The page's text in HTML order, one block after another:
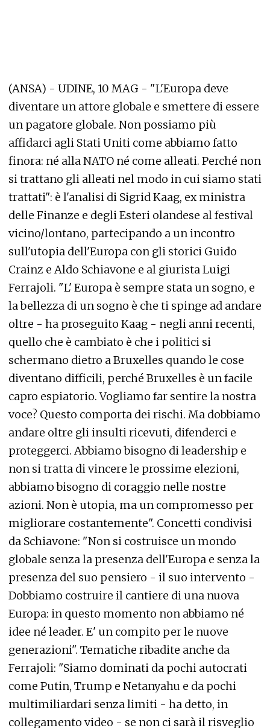
(ANSA) - UDINE, 10 MAG - "L'Europa deve
diventare un attore globale e smettere di essere
un pagatore globale. Non possiamo più
affidarci agli Stati Uniti come abbiamo fatto
finora: né alla NATO né come alleati. Perché non
si trattano gli alleati nel modo in cui siamo stati
trattati": è l'analisi di Sigrid Kaag, ex ministra
delle Finanze e degli Esteri olandese al festival
vicino/lontano, partecipando a un incontro
sull'utopia dell'Europa con gli storici Guido
Crainz e Aldo Schiavone e al giurista Luigi
Ferrajoli. "L' Europa è sempre stata un sogno, e
la bellezza di un sogno è che ti spinge ad andare
oltre - ha proseguito Kaag - negli anni recenti,
quello che è cambiato è che i politici si
schermano dietro a Bruxelles quando le cose
diventano difficili, perché Bruxelles è un facile
capro espiatorio. Vogliamo far sentire la nostra
voce? Questo comporta dei rischi. Ma dobbiamo
andare oltre gli insulti ricevuti, difenderci e
proteggerci. Abbiamo bisogno di leadership e
non si tratta di vincere le prossime elezioni,
abbiamo bisogno di coraggio nelle nostre
azioni. Non è utopia, ma un compromesso per
migliorare costantemente". Concetti condivisi
da Schiavone: "Non si costruisce un mondo
globale senza la presenza dell'Europa e senza la
presenza del suo pensiero - il suo intervento -
Dobbiamo costruire il cantiere di una nuova
Europa: in questo momento non abbiamo né
idee né leader. E' un compito per le nuove
generazioni". Tematiche ribadite anche da
Ferrajoli: "Siamo dominati da pochi autocrati
come Putin, Trump e Netanyahu e da pochi
multimiliardari senza limiti - ha detto, in
collegamento video - se non ci sarà il risveglio